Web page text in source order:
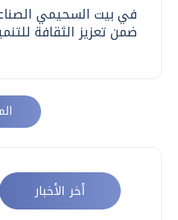
في بيت السحيمي
ضمن تعزيز الثقافة
أخر الأخبار